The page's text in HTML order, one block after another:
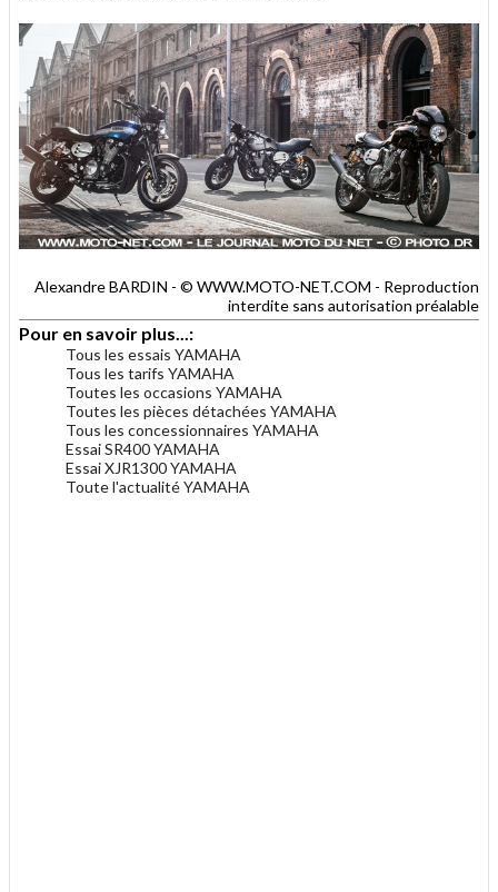
Alexandre BARDIN - © WWW.MOTO-NET.COM - Reproduction
interdite sans autorisation préalable
Pour en savoir plus...:
Tous les essais YAMAHA
Tous les tarifs YAMAHA
Toutes les occasions YAMAHA
Toutes les pièces détachées YAMAHA
Tous les concessionnaires YAMAHA
Essai SR400 YAMAHA
Essai XJR1300 YAMAHA
Toute l'actualité YAMAHA